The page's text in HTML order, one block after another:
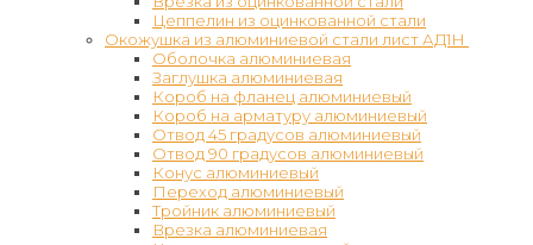
Цеппелин из оцинкованной стали
Окожушка из алюминиевой стали лист АД1Н
Оболочка алюминиевая
Заглушка алюминиевая
Короб на фланец алюминиевый
Короб на арматуру алюминиевый
Отвод 45 градусов алюминиевый
Отвод 90 градусов алюминиевый
Конус алюминиевый
Переход алюминиевый
Тройник алюминиевый
Врезка алюминиевая